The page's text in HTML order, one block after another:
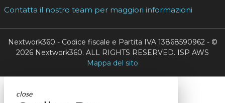
Contatta il nostro team per maggiori informazioni
Nextwork360 - Codice fiscale e Partita IVA 13868590962 - ©
2026 Nextwork360. ALL RIGHTS RESERVED. ISP AWS
Mappa del sito
close